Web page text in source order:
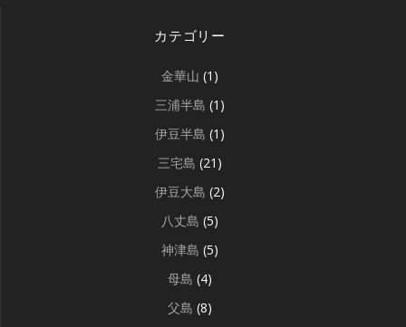
カテゴリー
金華山 (1)
三浦半島 (1)
伊豆半島 (1)
三宅島 (21)
伊豆大島 (2)
八丈島 (5)
神津島 (5)
母島 (4)
父島 (8)